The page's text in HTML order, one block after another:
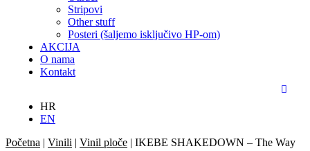
Stripovi
Other stuff
Posteri (šaljemo isključivo HP-om)
AKCIJA
O nama
Kontakt
HR
EN
Početna | Vinili | Vinil ploče | IKEBE SHAKEDOWN – The Way